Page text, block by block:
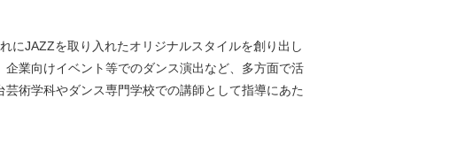
にJAZZを取り入れたオリジナルスタイルを創り出し
業向けイベント等でのダンス演出など、多方面で活
術学科やダンス専門学校での講師として指導にあた